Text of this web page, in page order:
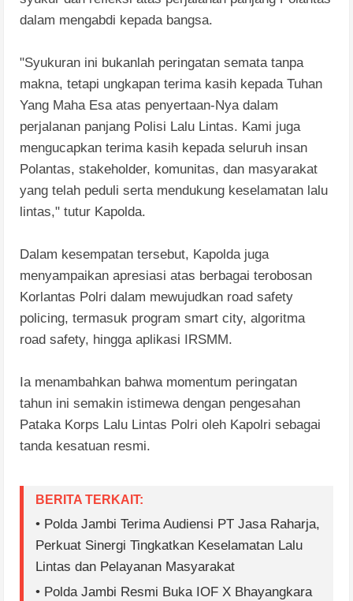
dalam mengabdi kepada bangsa.
"Syukuran ini bukanlah peringatan semata tanpa
makna, tetapi ungkapan terima kasih kepada Tuhan
Yang Maha Esa atas penyertaan-Nya dalam
perjalanan panjang Polisi Lalu Lintas. Kami juga
mengucapkan terima kasih kepada seluruh insan
Polantas, stakeholder, komunitas, dan masyarakat
yang telah peduli serta mendukung keselamatan lalu
lintas," tutur Kapolda.
Dalam kesempatan tersebut, Kapolda juga
menyampaikan apresiasi atas berbagai terobosan
Korlantas Polri dalam mewujudkan road safety
policing, termasuk program smart city, algoritma
road safety, hingga aplikasi IRSMM.
Ia menambahkan bahwa momentum peringatan
tahun ini semakin istimewa dengan pengesahan
Pataka Korps Lalu Lintas Polri oleh Kapolri sebagai
tanda kesatuan resmi.
BERITA TERKAIT:
• Polda Jambi Terima Audiensi PT Jasa Raharja,
Perkuat Sinergi Tingkatkan Keselamatan Lalu
Lintas dan Pelayanan Masyarakat
• Polda Jambi Resmi Buka IOF X Bhayangkara